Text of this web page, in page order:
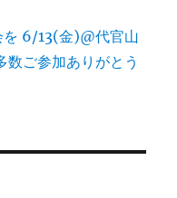
を 6/13(金)@代官山
数ご参加ありがとう